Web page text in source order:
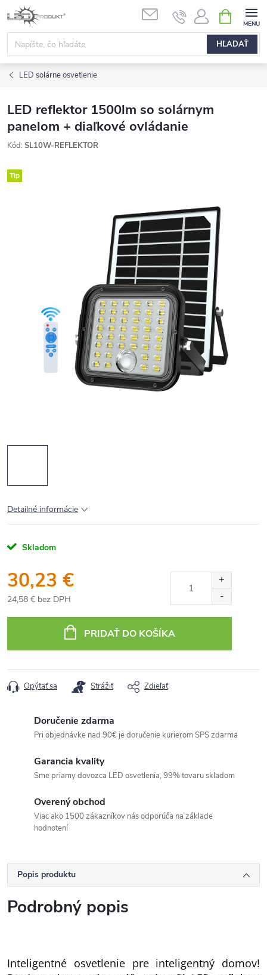
Prejsť
na
obsah
HĽADAŤ
KOŠÍK
LED solárne osvetlenie
LED reflektor 1500lm so solárnym
panelom + diaľkové ovládanie
Kód: SL10W-REFLEKTOR
Tip
Detailné informácie
Skladom
30,23 €
24,58 € bez DPH
cena:
PRIDAŤ DO KOŠÍKA
Opýtať sa Strážiť Zdieľať
Doručenie zdarma
Pri objednávke nad 90€ je doručenie kurierom SPS zdarma
Garancia kvality
Sme priamy dovozca LED osvetlenia, 99% tovaru skladom
Overený obchod
Viac ako 1500 zákazníkov nás odporúča na základe
hodnotení
Popis produktu
Podrobný popis
Inteligentné osvetlenie pre inteligentný domov!